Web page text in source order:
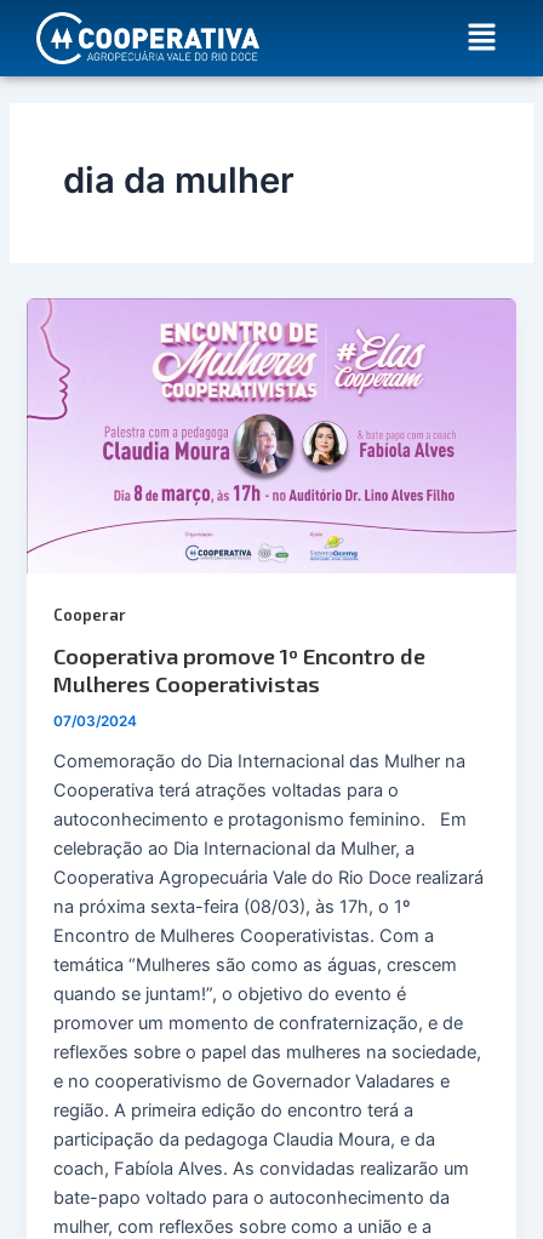
o
Menu
dia da mulher
Cooperar
Cooperativa promove 1º Encontro de
Mulheres Cooperativistas
07/03/2024
Comemoração do Dia Internacional das Mulher na
Cooperativa terá atrações voltadas para o
autoconhecimento e protagonismo feminino. Em
celebração ao Dia Internacional da Mulher, a
Cooperativa Agropecuária Vale do Rio Doce realizará
na próxima sexta-feira (08/03), às 17h, o 1º
Encontro de Mulheres Cooperativistas. Com a
temática “Mulheres são como as águas, crescem
quando se juntam!”, o objetivo do evento é
promover um momento de confraternização, e de
reflexões sobre o papel das mulheres na sociedade,
e no cooperativismo de Governador Valadares e
região. A primeira edição do encontro terá a
participação da pedagoga Claudia Moura, e da
coach, Fabíola Alves. As convidadas realizarão um
bate-papo voltado para o autoconhecimento da
mulher, com reflexões sobre como a união e a